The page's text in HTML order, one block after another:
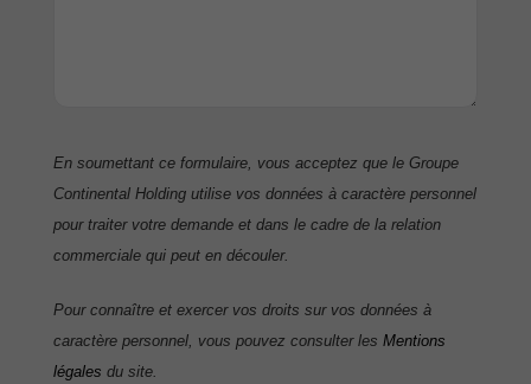
En soumettant ce formulaire, vous acceptez que le Groupe
Continental Holding utilise vos données à caractère personnel
pour traiter votre demande et dans le cadre de la relation
commerciale qui peut en découler.
Pour connaître et exercer vos droits sur vos données à
caractère personnel, vous pouvez consulter les Mentions
légales du site.